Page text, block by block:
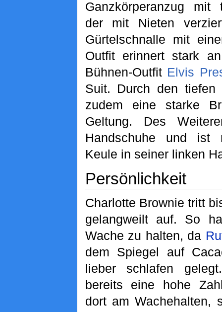
Ganzkörperanzug mit
der mit Nieten
Gürtelschnalle mit
Outfit erinnert stark
Bühnen-Outfit Elvis
Suit. Durch den tiefen
zudem eine starke
Geltung. Des
Handschuhe und ist
Keule in seiner linken
Persönlichkeit
Charlotte Brownie tritt
gelangweilt auf. So
Wache zu halten, da
dem Spiegel auf
lieber schlafen
bereits eine hohe
dort am Wachehalten,